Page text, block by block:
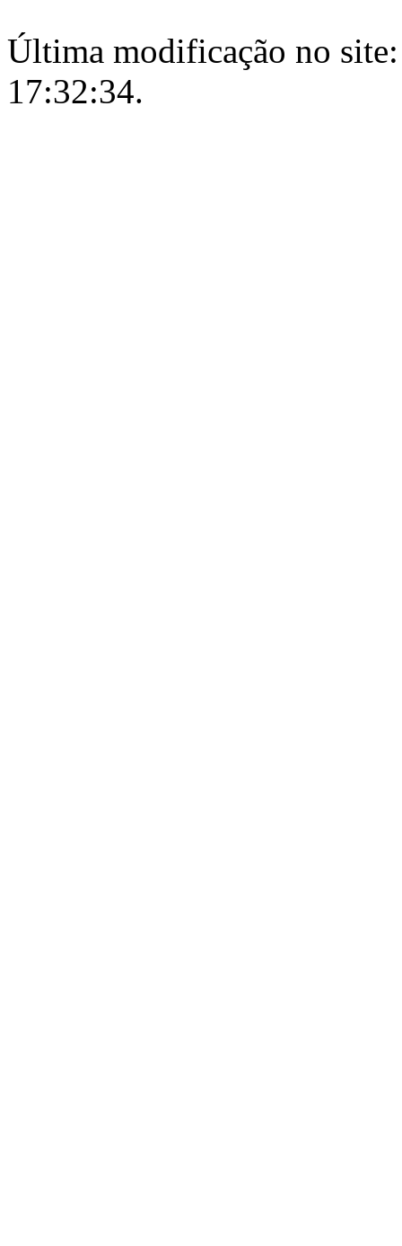
Última modificação no
17:32:34.